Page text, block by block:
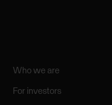
Who we are
For investors